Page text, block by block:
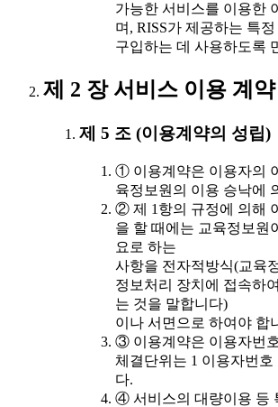
가능한 서비스를 이용한
며, RISS가 제공하는 특
구입하는 데 사용하도록
제 2 장 서비스 이용 계약
제 5 조 (이용계약의 성립)
① 이용계약은 이용자의
육정보원의 이용 승낙에
② 제 1항의 규정에 의해
을 할 때에는 교육정보원
요로 하는
사항을 전자적방식(교육
정보처리 장치에 접속하
는 것을 말합니다)
이나 서면으로 하여야 합
③ 이용계약은 이용자번
체결단위는 1 이용자번호
다.
④ 서비스의 대량이용 등